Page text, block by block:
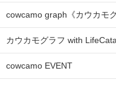
cowcamo graph《カウカモグ
カウカモグラフ with
cowcamo EVENT